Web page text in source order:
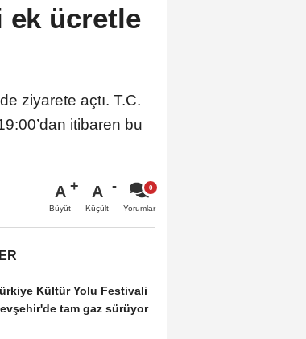
ek ücretle
ziyarete açtı. T.C.
itibaren bu
A
Büyüt
A
Küçült Yorumlar
Kültür Yolu Festivali
tam gaz sürüyor